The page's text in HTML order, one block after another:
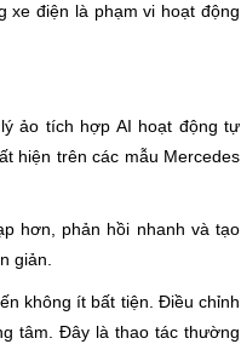
xe điện là phạm vi hoạt động
ảo tích hợp AI hoạt động tự
hiện trên các mẫu Mercedes
hơn, phản hồi nhanh và tạo
giản.
không ít bất tiện. Điều chỉnh
tâm. Đây là thao tác thường